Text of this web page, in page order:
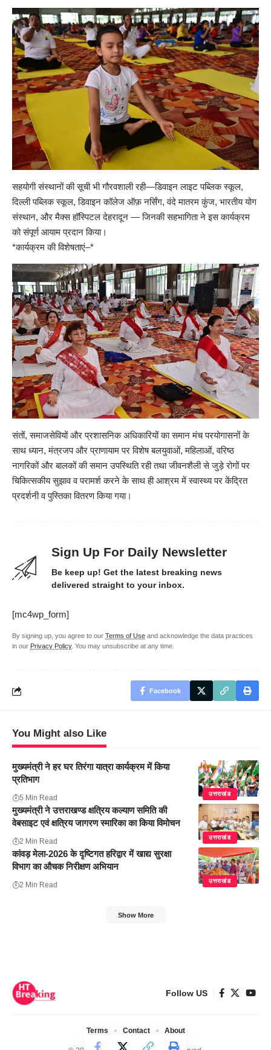
सहयोगी संस्थानों की सूची भी गौरवशाली रही—डिवाइन लाइट पब्लिक स्कूल,
दिल्ली पब्लिक स्कूल, डिवाइन कॉलेज ऑफ़ नर्सिंग, वंदे मातरम कुंज, भारतीय योग
संस्थान, और मैक्स हॉस्पिटल देहरादून — जिनकी सहभागिता ने इस कार्यक्रम
को संपूर्ण आयाम प्रदान किया।
*कार्यक्रम की विशेषताएं–*
संतों, समाजसेवियों और प्रशासनिक अधिकारियों का समान मंच परयोगासनों के
साथ ध्यान, मंत्रजप और प्राणायाम पर विशेष बलयुवाओं, महिलाओं, वरिष्ठ
नागरिकों और बालकों की समान उपस्थिति रही तथा जीवनशैली से जुड़े रोगों पर
चिकित्सकीय सुझाव व परामर्श करने के साथ ही आश्रम में स्वास्थ्य पर केंद्रित
प्रदर्शनी व पुस्तिका वितरण किया गया।
Sign Up For Daily Newsletter
Be keep up! Get the latest breaking news
delivered straight to your inbox.
[mc4wp_form]
By signing up, you agree to our Terms of Use and acknowledge the data practices
in our Privacy Policy. You may unsubscribe at any time.
Facebook
You Might also Like
उत्तराखंड
मुख्यमंत्री ने हर घर तिरंगा यात्रा कार्यक्रम में किया
प्रतिभाग
5 Min Read
उत्तराखंड
मुख्यमंत्री ने उत्तराखण्ड क्षत्रिय कल्याण समिति की
वेबसाइट एवं क्षत्रिय जागरण स्मारिका का किया विमोचन
2 Min Read
उत्तराखंड
कांवड़ मेला-2026 के दृष्टिगत हरिद्वार में खाद्य सुरक्षा
विभाग का औचक निरीक्षण अभियान
2 Min Read
Show More
Follow US
Terms Contact About